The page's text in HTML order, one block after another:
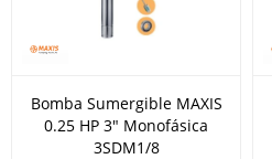
Bomba Sumergible MAXIS
0.25 HP 3" Monofásica
3SDM1/8